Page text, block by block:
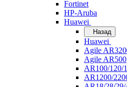
Fortinet
HP-Aruba
Huawei
Назад
Huawei
Agile
Agile AR500
AR100/120/
AR1200/